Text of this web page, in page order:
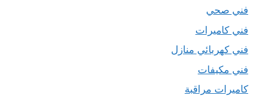
فني صحي
فني كاميرات
فني كهربائي منازل
فني مكيفات
كاميرات مراقبة